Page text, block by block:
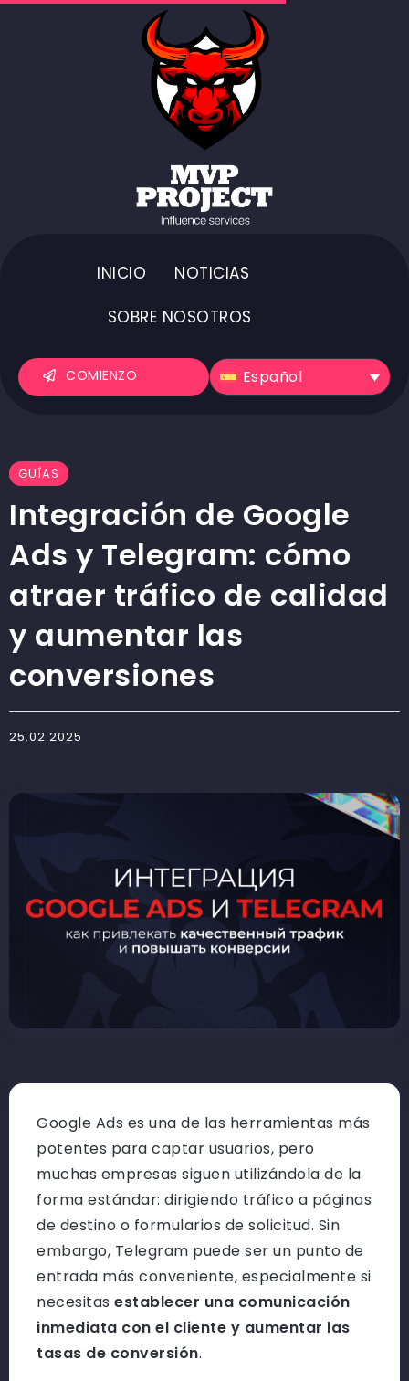
INICIO
NOTICIAS
SOBRE NOSOTROS
COMIENZO Español
GUÍAS
Integración de Google
Ads y Telegram: cómo
atraer tráfico de calidad
y aumentar las
conversiones
25.02.2025
Google Ads es una de las herramientas más
potentes para captar usuarios, pero
muchas empresas siguen utilizándola de la
forma estándar: dirigiendo tráfico a páginas
de destino o formularios de solicitud. Sin
embargo, Telegram puede ser un punto de
entrada más conveniente, especialmente si
necesitas establecer una comunicación
inmediata con el cliente y aumentar las
tasas de conversión.